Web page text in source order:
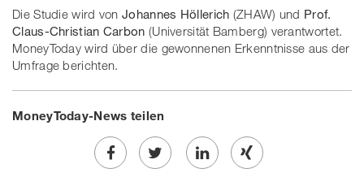
Die Studie wird von Johannes Höllerich (ZHAW) und Prof.
Claus-Christian Carbon (Universität Bamberg) verantwortet.
MoneyToday wird über die gewonnenen Erkenntnisse aus der
Umfrage berichten.
MoneyToday-News teilen